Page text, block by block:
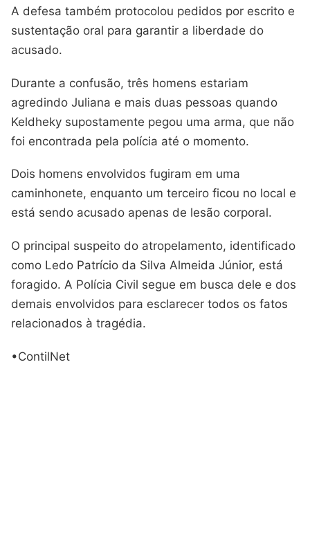
A defesa também protocolou pedidos por escrito e
sustentação oral para garantir a liberdade do
acusado.
Durante a confusão, três homens estariam
agredindo Juliana e mais duas pessoas quando
Keldheky supostamente pegou uma arma, que não
foi encontrada pela polícia até o momento.
Dois homens envolvidos fugiram em uma
caminhonete, enquanto um terceiro ficou no local e
está sendo acusado apenas de lesão corporal.
O principal suspeito do atropelamento, identificado
como Ledo Patrício da Silva Almeida Júnior, está
foragido. A Polícia Civil segue em busca dele e dos
demais envolvidos para esclarecer todos os fatos
relacionados à tragédia.
•ContilNet